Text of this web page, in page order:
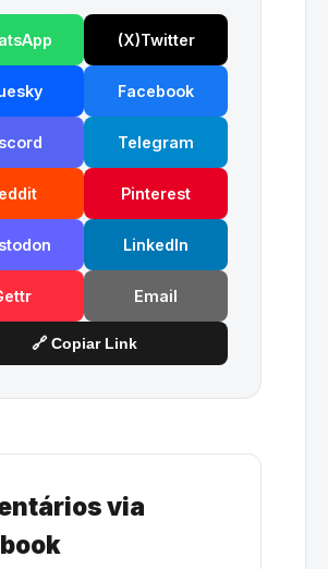
(X)Twitter
Facebook
Telegram
Pinterest
LinkedIn
Email
🔗 Copiar Link
via